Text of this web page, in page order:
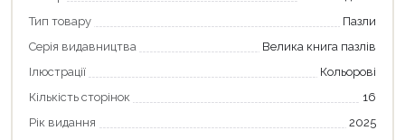
Тип товару
Пазли
Серія видавництва
Велика книга пазлів
Ілюстрації
Кольорові
Кількість сторінок
16
Рік видання
2025